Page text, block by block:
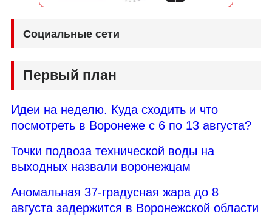
Социальные сети
Первый план
Идеи на неделю. Куда сходить и что
посмотреть в Воронеже с 6 по 13 августа?
Точки подвоза технической воды на
выходных назвали воронежцам
Аномальная 37-градусная жара до 8
августа задержится в Воронежской области